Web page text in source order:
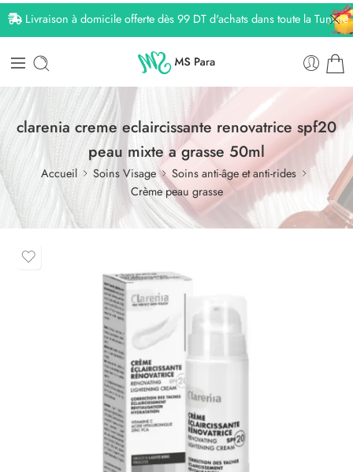
Livraison à domicile offerte dès 99 DT d'achats dans toute la Tunisie
clarenia creme eclaircissante renovatrice spf20
peau mixte a grasse 50ml
Accueil Soins Visage
Soins anti-âge et anti-rides
Crème peau grasse